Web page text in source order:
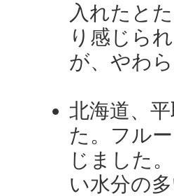
入れたと
り感じら
が、やわ
北海道、
た。フル
じました
い水分の